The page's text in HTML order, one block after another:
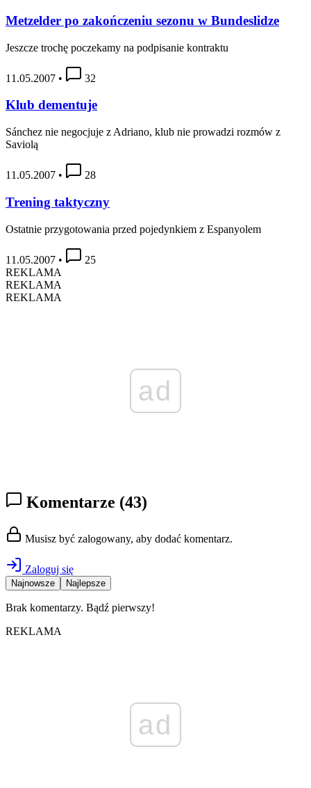
Metzelder po zakończeniu sezonu w Bundeslidze
Jeszcze trochę poczekamy na podpisanie kontraktu
11.05.2007 • 32
Klub dementuje
Sánchez nie negocjuje z Adriano, klub nie prowadzi rozmów z
Saviolą
11.05.2007 • 28
Trening taktyczny
Ostatnie przygotowania przed pojedynkiem z Espanyolem
11.05.2007 •
25
REKLAMA
REKLAMA
REKLAMA
ad
Komentarze (43)
Musisz być zalogowany, aby dodać komentarz.
Zaloguj się
Najnowsze Najlepsze
Brak komentarzy. Bądź pierwszy!
REKLAMA
ad